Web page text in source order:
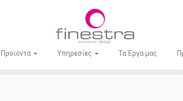
Προϊόντα Υπηρεσίες Τα Έργα μας